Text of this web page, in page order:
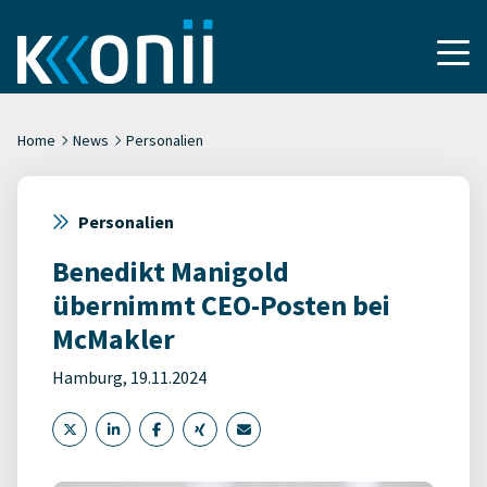
Home News Personalien
Personalien
Benedikt Manigold
übernimmt CEO-Posten bei
McMakler
Hamburg, 19.11.2024